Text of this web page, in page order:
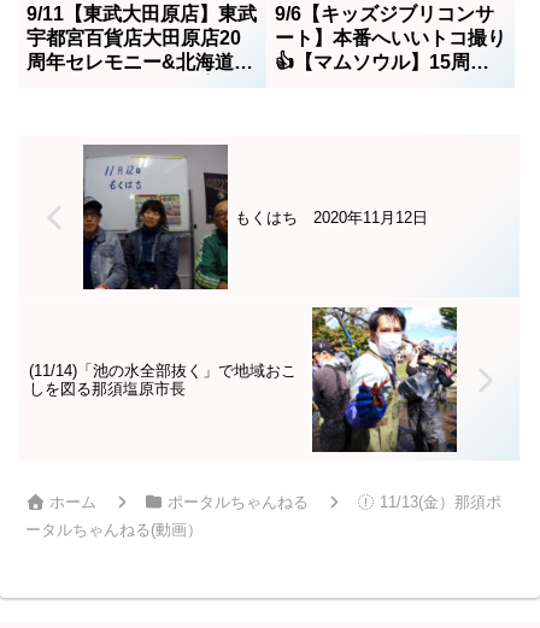
9/11【東武大田原店】東武
宇都宮百貨店大田原店20
周年セレモニー&北海道フ
9/6【キッズジブリコンサ
ート】本番へいいトコ撮り
👍【マムソウル】15周年
コンサートin大田原ハーモ
もくはち 2020年11月12日
(11/14)「池の水全部抜く」で地域おこ
しを図る那須塩原市長
ホーム ポータルちゃんねる
11/13(金）那須ポ
ータルちゃんねる(動画）